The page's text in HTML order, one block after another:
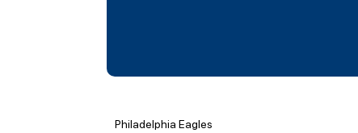
Philadelphia Eagles